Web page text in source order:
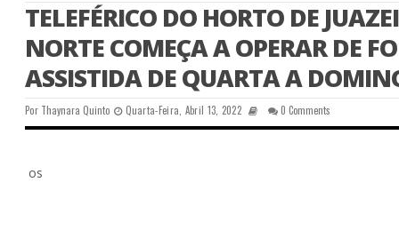
TELEFÉRICO DO HORTO DE
NORTE COMEÇA A OPERAR DE
ASSISTIDA DE QUARTA A
Por Thaynara Quinto Quarta-Feira, Abril 13, 2022 0 Comments
os